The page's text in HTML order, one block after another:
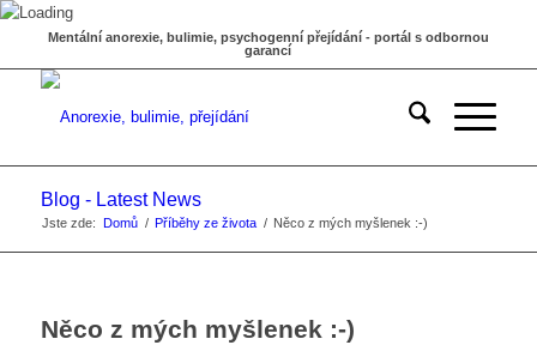
Mentální anorexie, bulimie, psychogenní přejídání - portál s odbornou
garancí
Blog - Latest News
Jste zde: Domů / Příběhy ze života / Něco z mých myšlenek :-)
Něco z mých myšlenek :-)